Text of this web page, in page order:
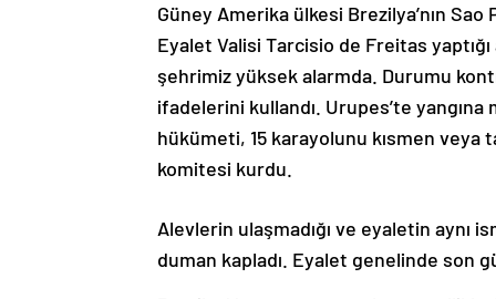
Güney Amerika ülkesi Brezilya’nın
Eyalet Valisi Tarcisio de Freitas
şehrimiz yüksek alarmda. Durumu
ifadelerini kullandı. Urupes’te
hükümeti, 15 karayolunu kısmen veya
komitesi kurdu.
Alevlerin ulaşmadığı ve eyaletin aynı
duman kapladı. Eyalet genelinde son